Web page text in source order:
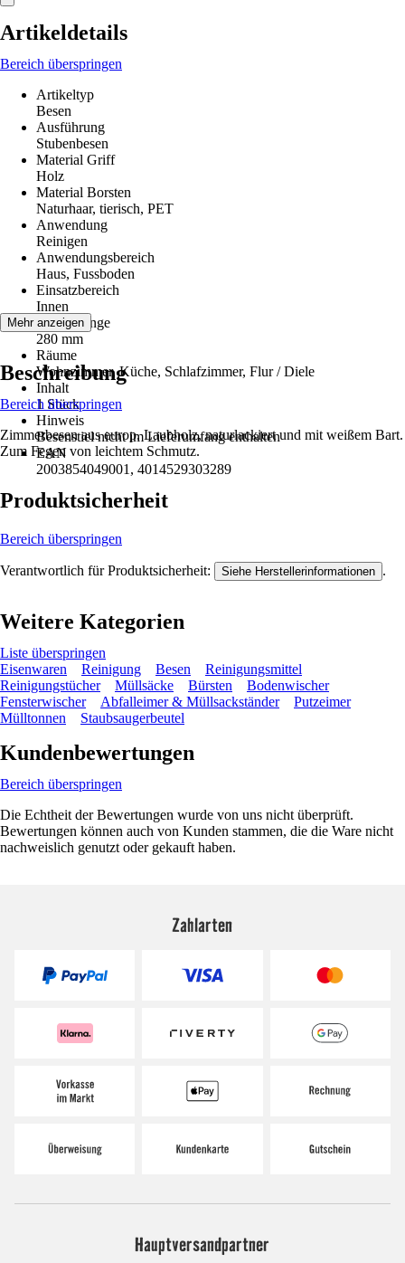
Artikeldetails
Bereich überspringen
Artikeltyp
Besen
Ausführung
Stubenbesen
Material Griff
Holz
Material Borsten
Naturhaar, tierisch, PET
Anwendung
Reinigen
Anwendungsbereich
Haus, Fussboden
Einsatzbereich
Innen
Gesamtlänge
280 mm
Räume
Wohnzimmer, Küche, Schlafzimmer, Flur / Diele
Inhalt
1 Stück
Hinweis
Besenstiel nicht im Lieferumfang enthalten
EAN
2003854049001, 4014529303289
Mehr anzeigen
Beschreibung
Bereich überspringen
Zimmerbesen aus europ. Laubholz, naturlackiert und mit weißem Bart.
Zum Fegen von leichtem Schmutz.
Produktsicherheit
Bereich überspringen
Verantwortlich für Produktsicherheit: Siehe Herstellerinformationen .
Weitere Kategorien
Liste überspringen
Eisenwaren
Reinigung Besen
Reinigungsmittel
Reinigungstücher
Müllsäcke Bürsten
Bodenwischer
Fensterwischer
Abfalleimer & Müllsackständer
Putzeimer
Mülltonnen
Staubsaugerbeutel
Kundenbewertungen
Bereich überspringen
Die Echtheit der Bewertungen wurde von uns nicht überprüft.
Bewertungen können auch von Kunden stammen, die die Ware nicht
nachweislich genutzt oder gekauft haben.
Zahlarten
Hauptversandpartner